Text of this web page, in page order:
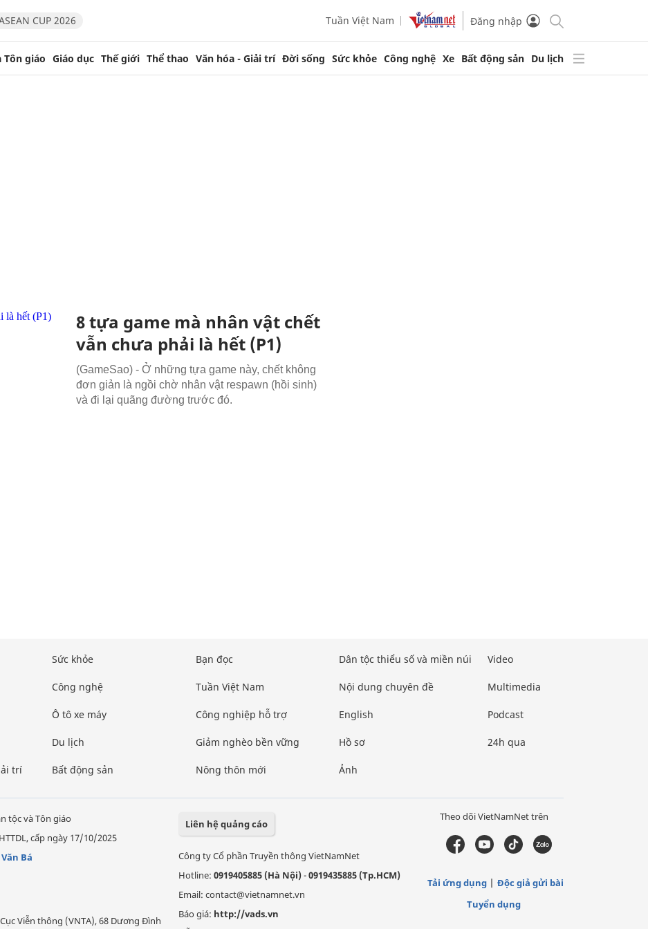
CUP 2026 Tuần Việt Nam Đăng nhập
Tôn giáo Giáo dục Thế giới Thể thao Văn hóa - Giải trí Đời sống Sức khỏe Công nghệ Xe Bất động sản Du lịch
8 tựa game mà nhân vật chết
vẫn chưa phải là hết (P1)
(GameSao) - Ở những tựa game này, chết không
đơn giản là ngồi chờ nhân vật respawn (hồi sinh)
và đi lại quãng đường trước đó.
trí
Sức khỏe
Công nghệ
Ô tô xe máy
Du lịch
Bất động sản
Bạn đọc
Tuần Việt Nam
Công nghiệp hỗ trợ
Giảm nghèo bền vững
Nông thôn mới
Dân tộc thiểu số và miền núi
Nội dung chuyên đề
English
Hồ sơ
Ảnh
Video
Multimedia
Podcast
24h qua
tộc và Tôn giáo
cấp ngày 17/10/2025
Bá
Viễn thông (VNTA), 68 Dương Đình
Liên hệ quảng cáo
Công ty Cổ phần Truyền thông VietNamNet
Hotline: 0919405885 (Hà Nội)-0919435885 (Tp.HCM)
Email: contact@vietnamnet.vn
Báo giá: http://vads.vn
Theo dõi VietNamNet trên
Tải ứng dụng
Độc giả gửi bài
Tuyển dụng